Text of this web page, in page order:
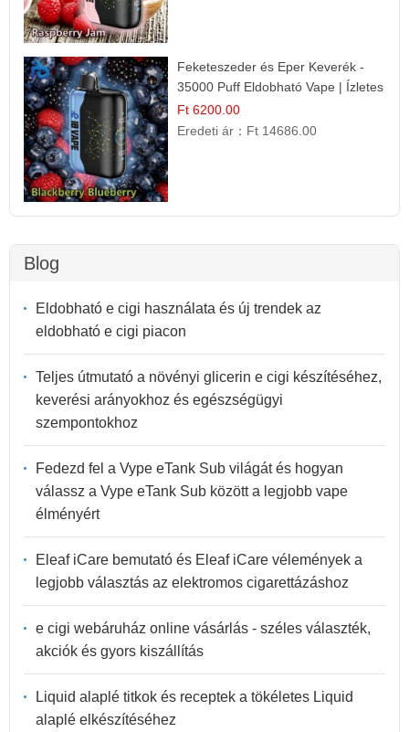
Feketeszeder és Eper Keverék -
35000 Puff Eldobható Vape | Ízletes
Gyümölcsökombináció!
Ft 6200.00
Eredeti ár： Ft 14686.00
Blog
Eldobható e cigi használata és új trendek az
eldobható e cigi piacon
Teljes útmutató a növényi glicerin e cigi készítéséhez,
keverési arányokhoz és egészségügyi
szempontokhoz
Fedezd fel a Vype eTank Sub világát és hogyan
válassz a Vype eTank Sub között a legjobb vape
élményért
Eleaf iCare bemutató és Eleaf iCare vélemények a
legjobb választás az elektromos cigarettázáshoz
e cigi webáruház online vásárlás - széles választék,
akciók és gyors kiszállítás
Liquid alaplé titkok és receptek a tökéletes Liquid
alaplé elkészítéséhez